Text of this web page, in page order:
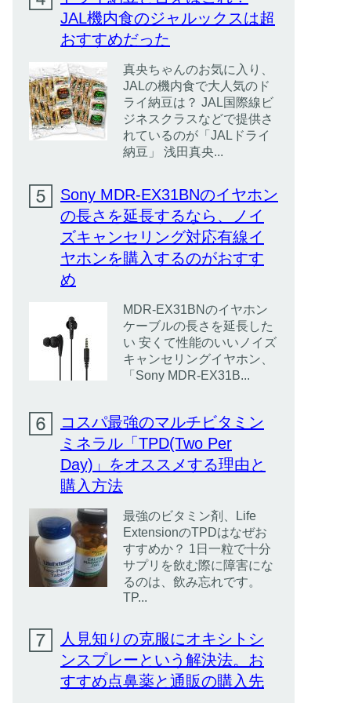
JAL機内食のジャルックスは超
おすすめだった
真央ちゃんのお気に入り、
JALの機内食で大人気のド
ライ納豆は？ JAL国際線ビ
ジネスクラスなどで提供さ
れているのが「JALドライ
納豆」 浅田真央...
Sony MDR-EX31BNのイヤホン
の長さを延長するなら、ノイ
ズキャンセリング対応有線イ
ヤホンを購入するのがおすす
め
MDR-EX31BNのイヤホン
ケーブルの長さを延長した
い 安くて性能のいいノイズ
キャンセリングイヤホン、
「Sony MDR-EX31B...
コスパ最強のマルチビタミン
ミネラル「TPD(Two Per
Day)」をオススメする理由と
購入方法
最強のビタミン剤、Life
ExtensionのTPDはなぜお
すすめか？ 1日一粒で十分
サプリを飲む際に障害にな
るのは、飲み忘れです。
TP...
人見知りの克服にオキシトシ
ンスプレーという解決法。お
すすめ点鼻薬と通販の購入先